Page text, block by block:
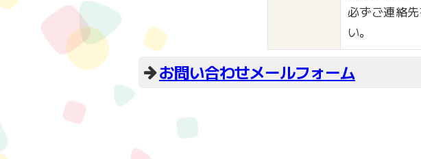
必ずご連絡
い。
お問い合わせメールフォーム